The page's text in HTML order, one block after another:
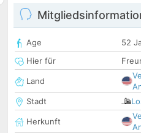
Age
52
Hier für
Land
Stadt
Herkunft